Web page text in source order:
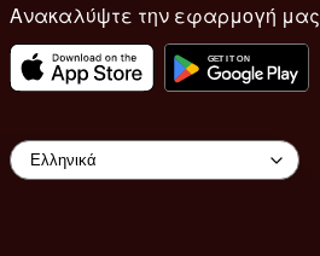
Ανακαλύψτε την εφαρμογή μας